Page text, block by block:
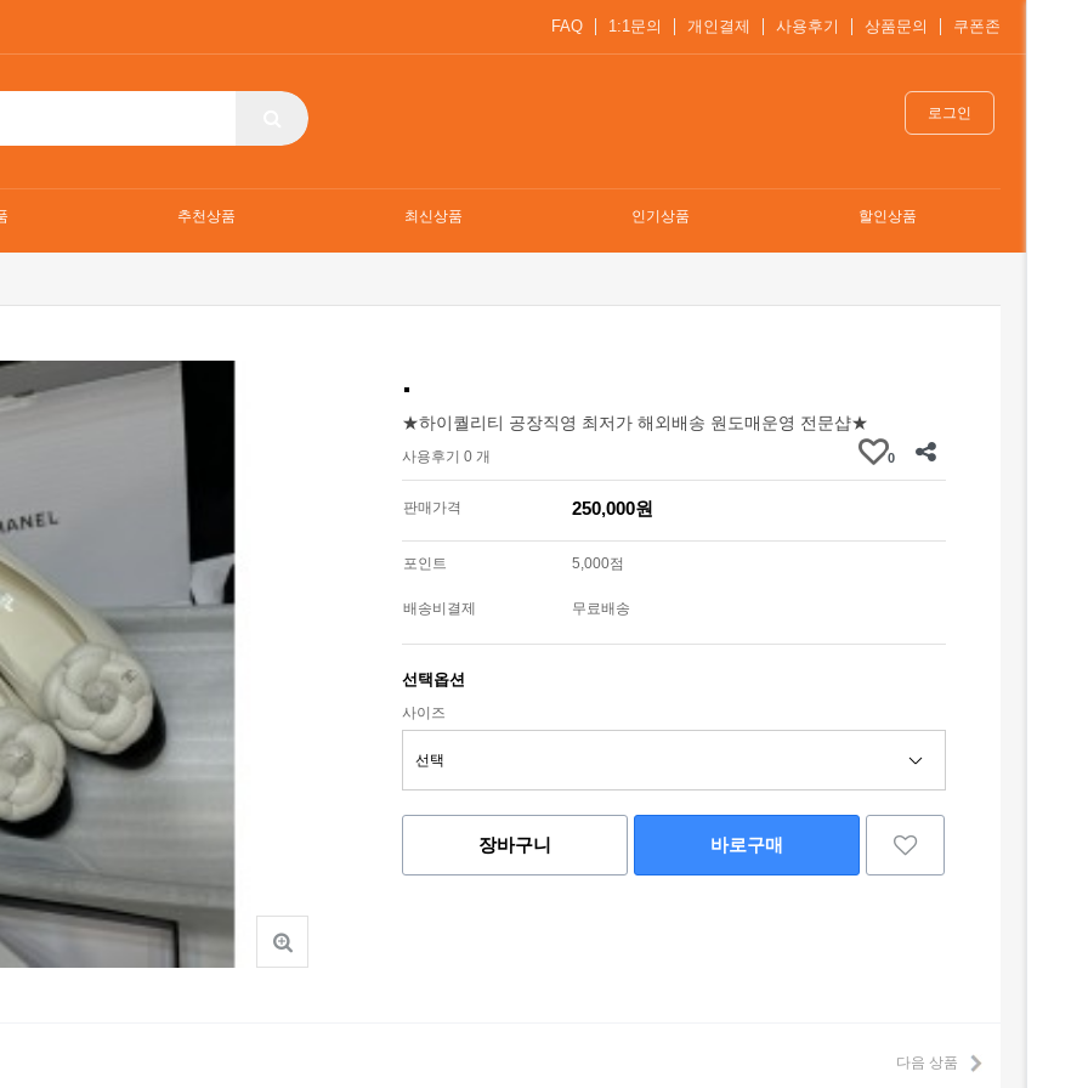
FAQ 1:1문의 개인결제 사용후기 상품문의 쿠폰존
로그인
추천상품 최신상품 인기상품 할인상품
.
★하이퀄리티 공장직영 최저가 해외배송 원도매운영 전문샵★
사용후기 0 개 0
판매가격 250,000원
포인트 5,000점
배송비결제 무료배송
선택옵션
사이즈
장바구니 바로구매
다음 상품